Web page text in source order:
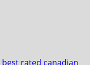
best rated canadian